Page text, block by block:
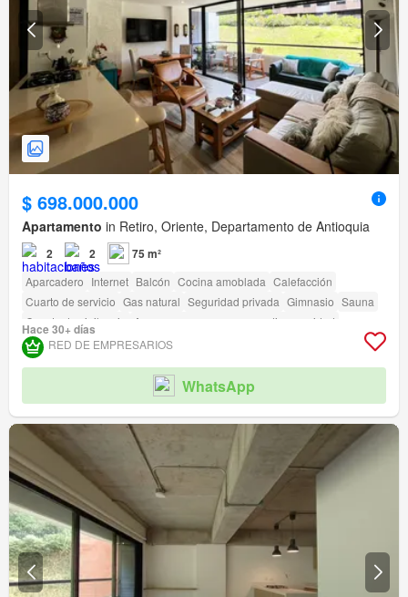
$ 698.000.000
Apartamento in Retiro, Oriente, Departamento de Antioquia
2 2 75 m²
Aparcadero Internet Balcón Cocina amoblada Calefacción
Cuarto de servicio Gas natural Seguridad privada Gimnasio Sauna
Caseta de vigilancia
Acceso para personas con discapacidad
Hace 30+ días
RED DE EMPRESARIOS
WhatsApp